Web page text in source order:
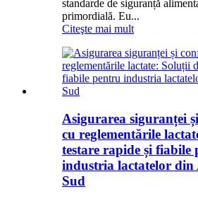
standarde de siguranță
primordială. Eu...
Citeşte mai mult
Asigurarea siguranței
cu reglementările
testare rapide și fiabile
industria lactatelor din
Sud